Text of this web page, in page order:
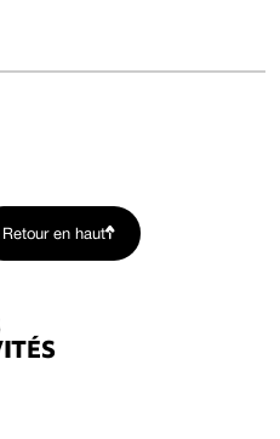
Retour en haut